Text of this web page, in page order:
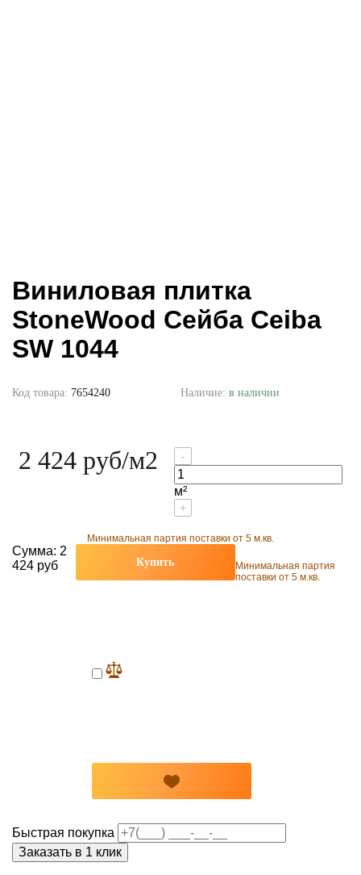
Виниловая плитка
StoneWood Сейба Ceiba
SW 1044
Код товара: 7654240 Наличие: в наличии
2 424 руб/м2 -
м²
+
Минимальная партия поставки от 5 м.кв.
Сумма: 2
424 руб
Купить
Минимальная партия
поставки от 5 м.кв.
Быстрая покупка